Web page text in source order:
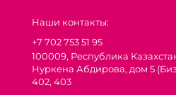
Наши контакты:
+7 702 753 51 95
100009, Республика
Нуркена Абдирова, дом 5
402, 403